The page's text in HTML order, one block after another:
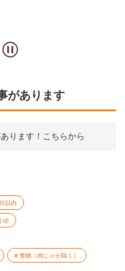
があります
ります！こちらから
以内
ゆ
煮物（肉じゃが除く）